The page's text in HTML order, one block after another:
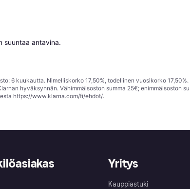
suuntaa antavina.
6 kuukautta. Nimelliskorko 17,50%, todellinen vuosikorko
hyväksynnän. Vähimmäisoston summa 25€; enimmäisoston
https://www.klarna.com/fi/ehdot/.
Yritys
Kauppiastuki